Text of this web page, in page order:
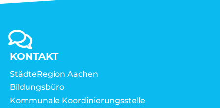
KONTAKT
StädteRegion Aachen
Bildungsbüro
Kommunale Koordinierungsstelle